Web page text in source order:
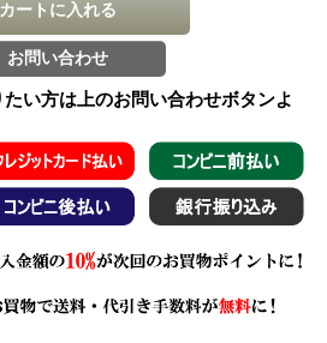
い方は上のお問い合わせボタンよ